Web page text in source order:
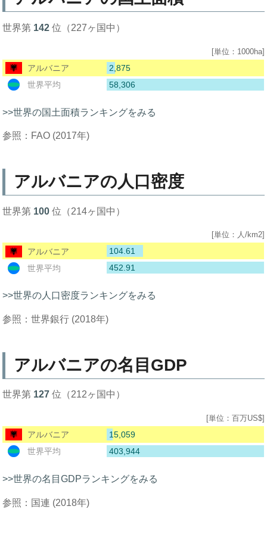
世界第 142 位（227ヶ国中）
[単位：1000ha]
アルバニア
2,875
世界平均
58,306
>>世界の国土面積ランキングをみる
参照：FAO (2017年)
アルバニアの人口密度
世界第 100 位（214ヶ国中）
[単位：人/km2]
アルバニア
104.61
世界平均
452.91
>>世界の人口密度ランキングをみる
参照：世界銀行 (2018年)
アルバニアの名目GDP
世界第 127 位（212ヶ国中）
[単位：百万US$]
アルバニア
15,059
世界平均
403,944
>>世界の名目GDPランキングをみる
参照：国連 (2018年)